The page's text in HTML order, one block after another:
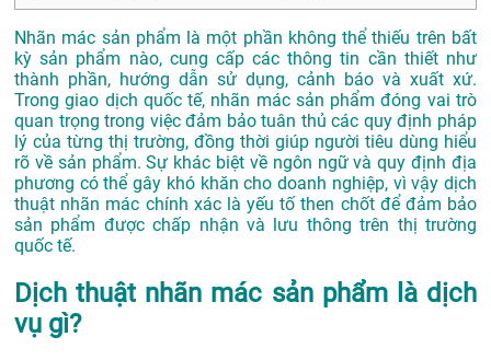
Nhãn mác sản phẩm là một phần không thể thiếu trên bất
kỳ sản phẩm nào, cung cấp các thông tin cần thiết như
thành phần, hướng dẫn sử dụng, cảnh báo và xuất xứ.
Trong giao dịch quốc tế, nhãn mác sản phẩm đóng vai trò
quan trọng trong việc đảm bảo tuân thủ các quy định pháp
lý của từng thị trường, đồng thời giúp người tiêu dùng hiểu
rõ về sản phẩm. Sự khác biệt về ngôn ngữ và quy định địa
phương có thể gây khó khăn cho doanh nghiệp, vì vậy dịch
thuật nhãn mác chính xác là yếu tố then chốt để đảm bảo
sản phẩm được chấp nhận và lưu thông trên thị trường
quốc tế.
Dịch thuật nhãn mác sản phẩm là dịch
vụ gì?